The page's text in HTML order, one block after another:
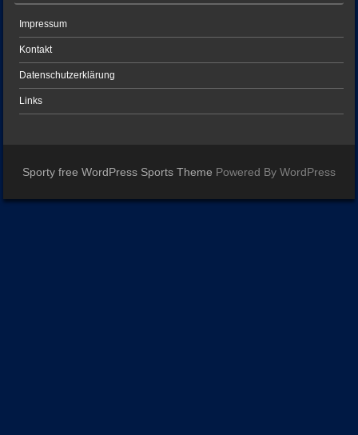
Impressum
Kontakt
Datenschutzerklärung
Links
Sporty free WordPress Sports Theme Powered By WordPress